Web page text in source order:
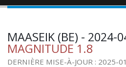
MAASEIK (BE) - 2024-
MAGNITUDE 1.8
DERNIÈRE MISE-À-JOUR : 2025-